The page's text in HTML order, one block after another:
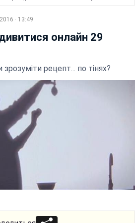
· 13:49
онлайн 29
рецепт... по тінях?